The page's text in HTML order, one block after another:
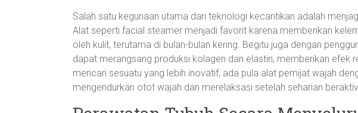
Salah satu kegunaan utama dari teknologi kecantikan adalah
Alat seperti facial steamer menjadi favorit karena memberikan
oleh kulit, terutama di bulan-bulan kering. Begitu juga dengan
dapat merangsang produksi kolagen dan elastin, memberikan efek
mencari sesuatu yang lebih inovatif, ada pula alat pemijat wajah
mengendurkan otot wajah dan merelaksasi setelah seharian